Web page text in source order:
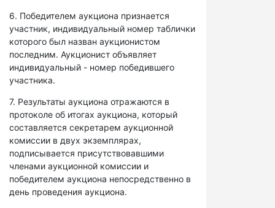
6. Победителем аукциона признается
участник, индивидуальный номер таблички
которого был назван аукционистом
последним. Аукционист объявляет
индивидуальный - номер победившего
участника.
7. Результаты аукциона отражаются в
протоколе об итогах аукциона, который
составляется секретарем аукционной
комиссии в двух экземплярах,
подписывается присутствовавшими
членами аукционной комиссии и
победителем аукциона непосредственно в
день проведения аукциона.